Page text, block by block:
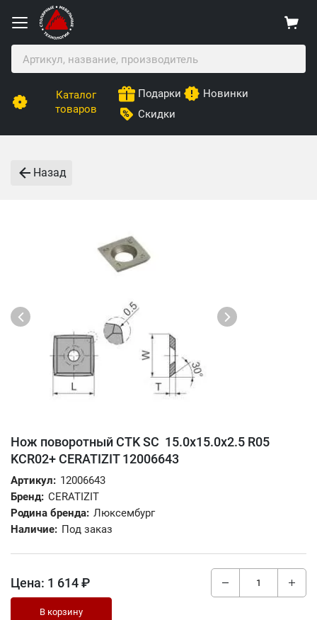
Каталог
товаров
Подарки
Новинки
Скидки
Назад
Нож поворотный CTK SC 15.0x15.0x2.5 R05
KCR02+ CERATIZIT 12006643
Артикул: 12006643
Бренд: CERATIZIT
Родина бренда: Люксембург
Наличие: Под заказ
Цена: 1 614 ₽
В корзину